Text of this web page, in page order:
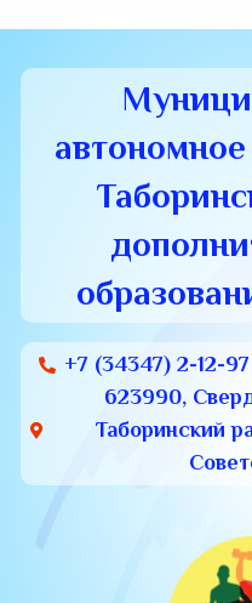
+7 (34347) 2-12-97
623990,
Таборинский